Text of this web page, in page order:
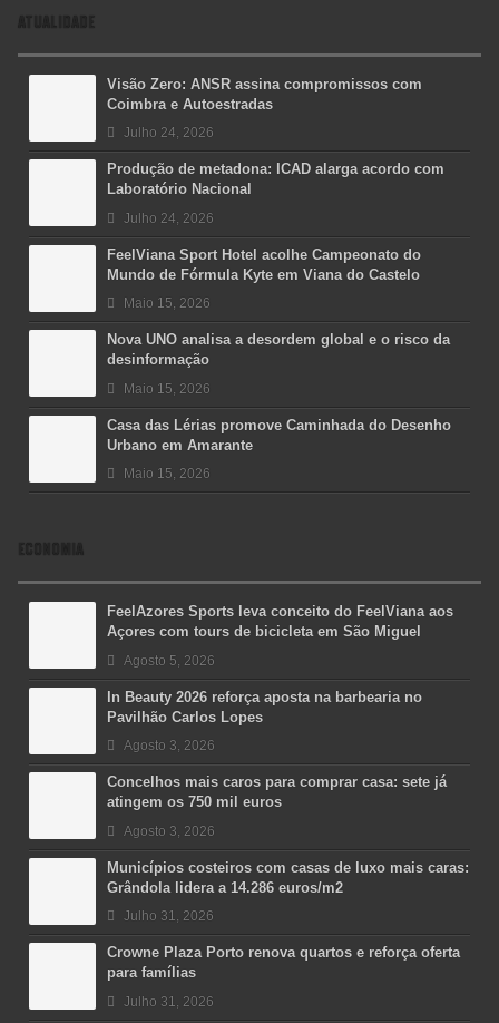
ATUALIDADE
Visão Zero: ANSR assina compromissos com
Coimbra e Autoestradas
Julho 24, 2026
Produção de metadona: ICAD alarga acordo com
Laboratório Nacional
Julho 24, 2026
FeelViana Sport Hotel acolhe Campeonato do
Mundo de Fórmula Kyte em Viana do Castelo
Maio 15, 2026
Nova UNO analisa a desordem global e o risco da
desinformação
Maio 15, 2026
Casa das Lérias promove Caminhada do Desenho
Urbano em Amarante
Maio 15, 2026
ECONOMIA
FeelAzores Sports leva conceito do FeelViana aos
Açores com tours de bicicleta em São Miguel
Agosto 5, 2026
In Beauty 2026 reforça aposta na barbearia no
Pavilhão Carlos Lopes
Agosto 3, 2026
Concelhos mais caros para comprar casa: sete já
atingem os 750 mil euros
Agosto 3, 2026
Municípios costeiros com casas de luxo mais caras:
Grândola lidera a 14.286 euros/m2
Julho 31, 2026
Crowne Plaza Porto renova quartos e reforça oferta
para famílias
Julho 31, 2026